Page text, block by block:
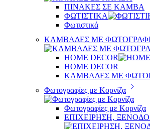
ΠΙΝΑΚΕΣ ΣΕ ΚΑΜΒΑ
ΦΩΤΙΣΤΙΚΑ
Φωτιστικά
ΚΑΜΒΑΔΕΣ ΜΕ
HOME DECOR
HOME DECOR
ΚΑΜΒΑΔΕΣ ΜΕ
Φωτογραφίες με Κορνίζα
Φωτογραφίες με Κορνίζα
ΕΠΙΧΕΙΡΗΣΗ,